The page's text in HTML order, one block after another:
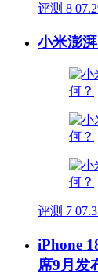
评测 8
小米澎
评测 7
iPhone
席9月发